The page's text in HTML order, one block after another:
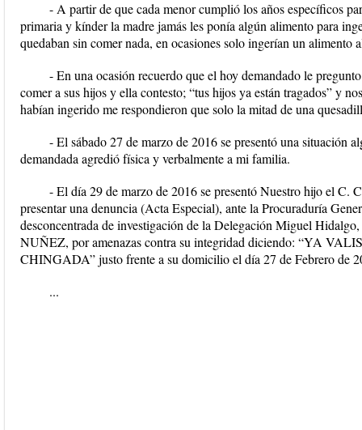
- A partir de que cada menor cumplió los años específicos
primaria y kínder la madre jamás les ponía algún alimento para
quedaban sin comer nada, en ocasiones solo ingerían un alimento
- En una ocasión recuerdo que el hoy demandado le
comer a sus hijos y ella contesto; “tus hijos ya están tragados” y
habían ingerido me respondieron que solo la mitad de una
- El sábado 27 de marzo de 2016 se presentó una situación
demandada agredió física y verbalmente a mi familia.
- El día 29 de marzo de 2016 se presentó Nuestro hijo el
presentar una denuncia (Acta Especial), ante la Procuraduría
desconcentrada de investigación de la Delegación Miguel
NUÑEZ, por amenazas contra su integridad diciendo: “YA
CHINGADA” justo frente a su domicilio el día 27 de Febrero de
...